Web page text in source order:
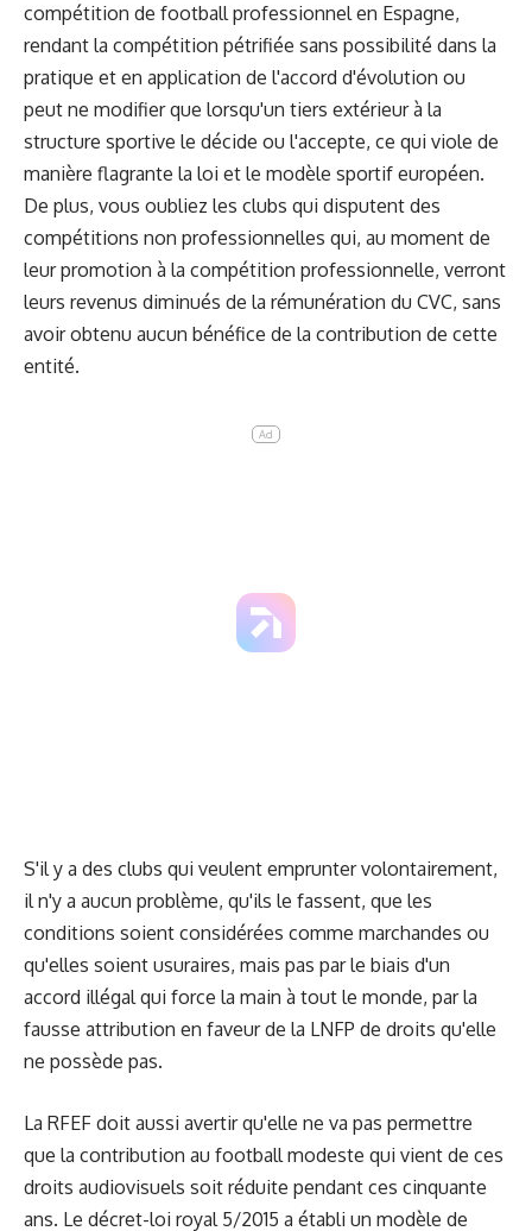
compétition de football professionnel en Espagne,
rendant la compétition pétrifiée sans possibilité dans la
pratique et en application de l'accord d'évolution ou
peut ne modifier que lorsqu'un tiers extérieur à la
structure sportive le décide ou l'accepte, ce qui viole de
manière flagrante la loi et le modèle sportif européen.
De plus, vous oubliez les clubs qui disputent des
compétitions non professionnelles qui, au moment de
leur promotion à la compétition professionnelle, verront
leurs revenus diminués de la rémunération du CVC, sans
avoir obtenu aucun bénéfice de la contribution de cette
entité.
Ad
S'il y a des clubs qui veulent emprunter volontairement,
il n'y a aucun problème, qu'ils le fassent, que les
conditions soient considérées comme marchandes ou
qu'elles soient usuraires, mais pas par le biais d'un
accord illégal qui force la main à tout le monde, par la
fausse attribution en faveur de la LNFP de droits qu'elle
ne possède pas.
La RFEF doit aussi avertir qu'elle ne va pas permettre
que la contribution au football modeste qui vient de ces
droits audiovisuels soit réduite pendant ces cinquante
ans. Le décret-loi royal 5/2015 a établi un modèle de